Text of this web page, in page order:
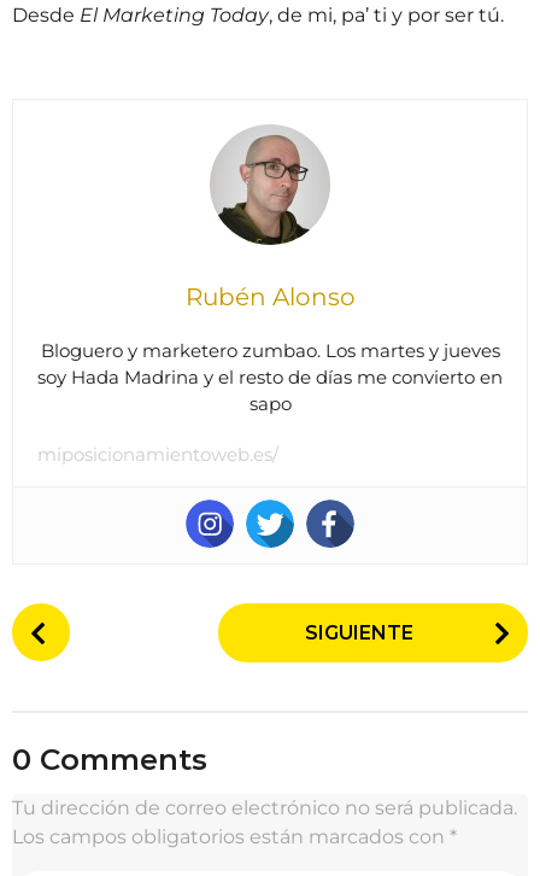
Desde El Marketing Today, de mi, pa’ ti y por ser tú.
Rubén Alonso
Bloguero y marketero zumbao. Los martes y jueves
soy Hada Madrina y el resto de días me convierto en
sapo
miposicionamientoweb.es/
P
o
P
a
g
i
SIGUIENTE
0 Comments
Tu dirección de correo electrónico no será publicada.
Los campos obligatorios están marcados con *